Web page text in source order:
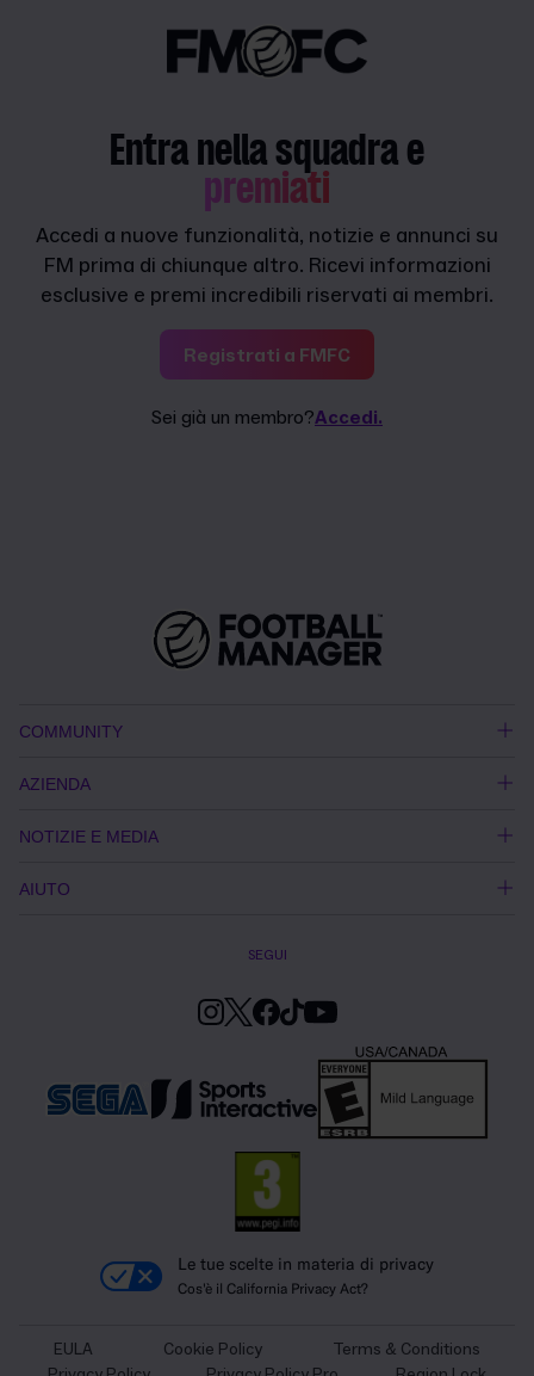
Entra nella squadra e
premiati
Accedi a nuove funzionalità, notizie e annunci su
FM prima di chiunque altro. Ricevi informazioni
esclusive e premi incredibili riservati ai membri.
Registrati a FMFC
Sei già un membro?Accedi.
COMMUNITY
AZIENDA
NOTIZIE E MEDIA
AIUTO
SEGUI
Le tue scelte in materia di privacy
Cos'è il California Privacy Act?
EULA Cookie Policy
Terms & Conditions